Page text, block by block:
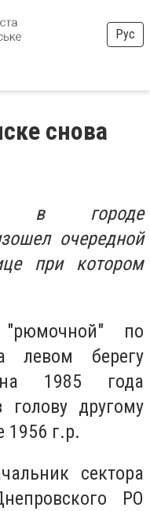
Рус
снова
в городе
очередной
при котором
по
левом берегу
1985 года
другому
г.р.
сектора
РО